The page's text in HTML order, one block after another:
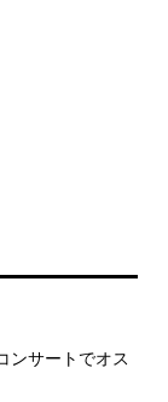
ンサートでオス